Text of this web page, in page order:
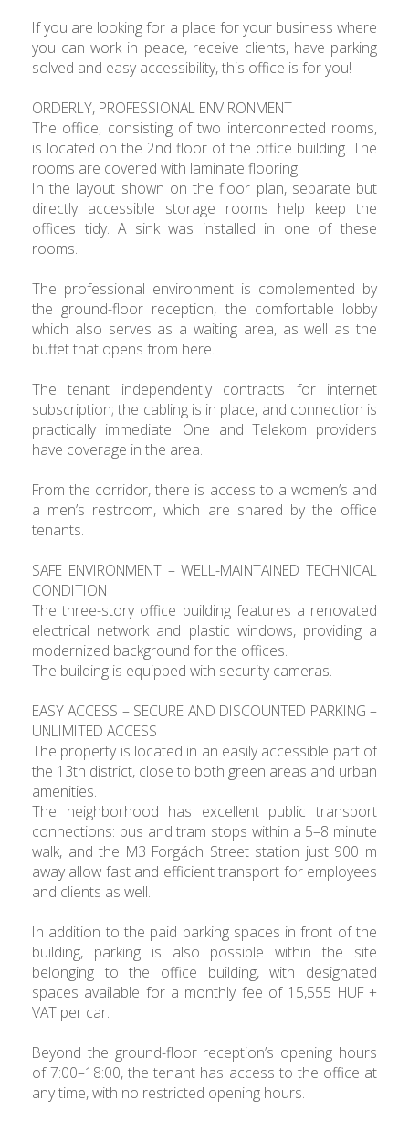
If you are looking for a place for your business where
you can work in peace, receive clients, have parking
solved and easy accessibility, this office is for you!
ORDERLY, PROFESSIONAL ENVIRONMENT
The office, consisting of two interconnected rooms,
is located on the 2nd floor of the office building. The
rooms are covered with laminate flooring.
In the layout shown on the floor plan, separate but
directly accessible storage rooms help keep the
offices tidy. A sink was installed in one of these
rooms.
The professional environment is complemented by
the ground-floor reception, the comfortable lobby
which also serves as a waiting area, as well as the
buffet that opens from here.
The tenant independently contracts for internet
subscription; the cabling is in place, and connection is
practically immediate. One and Telekom providers
have coverage in the area.
From the corridor, there is access to a women’s and
a men’s restroom, which are shared by the office
tenants.
SAFE ENVIRONMENT – WELL-MAINTAINED TECHNICAL
CONDITION
The three-story office building features a renovated
electrical network and plastic windows, providing a
modernized background for the offices.
The building is equipped with security cameras.
EASY ACCESS – SECURE AND DISCOUNTED PARKING –
UNLIMITED ACCESS
The property is located in an easily accessible part of
the 13th district, close to both green areas and urban
amenities.
The neighborhood has excellent public transport
connections: bus and tram stops within a 5–8 minute
walk, and the M3 Forgách Street station just 900 m
away allow fast and efficient transport for employees
and clients as well.
In addition to the paid parking spaces in front of the
building, parking is also possible within the site
belonging to the office building, with designated
spaces available for a monthly fee of 15,555 HUF +
VAT per car.
Beyond the ground-floor reception’s opening hours
of 7:00–18:00, the tenant has access to the office at
any time, with no restricted opening hours.